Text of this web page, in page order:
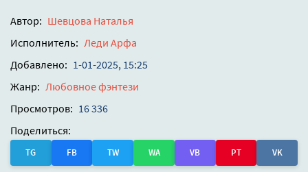
Автор: Шевцова Наталья
Исполнитель: Леди Арфа
Добавлено: 1-01-2025, 15:25
Жанр: Любовное фэнтези
Просмотров: 16 336
Поделиться:
TG FB TW WA VB PT VK